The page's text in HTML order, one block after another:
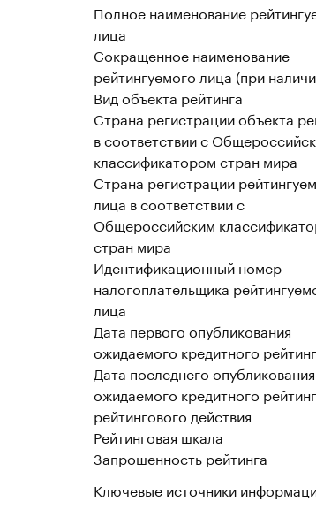
Полное наименование
лица
Сокращенное наименование
рейтингуемого лица (при
Вид объекта рейтинга
Страна регистрации объекта
в соответствии с
классификатором стран мира
Страна регистрации
лица в соответствии с
Общероссийским
стран мира
Идентификационный номер
налогоплательщика
лица
Дата первого опубликования
ожидаемого кредитного
Дата последнего опубликования
ожидаемого кредитного
рейтингового действия
Рейтинговая шкала
Запрошенность рейтинга
Ключевые источники